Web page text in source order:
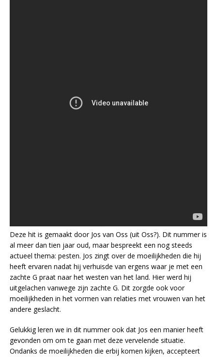
Deze hit is gemaakt door Jos van Oss (uit Oss?). Dit nummer is
al meer dan tien jaar oud, maar bespreekt een nog steeds
actueel thema: pesten. Jos zingt over de moeilijkheden die hij
heeft ervaren nadat hij verhuisde van ergens waar je met een
zachte G praat naar het westen van het land. Hier werd hij
uitgelachen vanwege zijn zachte G. Dit zorgde ook voor
moeilijkheden in het vormen van relaties met vrouwen van het
andere geslacht.
Gelukkig leren we in dit nummer ook dat Jos een manier heeft
gevonden om om te gaan met deze vervelende situatie.
Ondanks de moeilijkheden die erbij komen kijken, accepteert